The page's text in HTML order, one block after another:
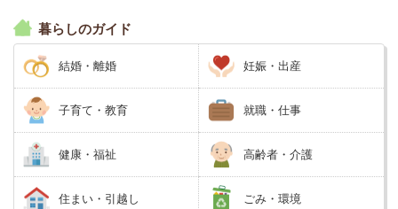
暮らしのガイド
結婚・離婚 妊娠・出産
子育て・教育 就職・仕事
健康・福祉 高齢者・介護
住まい・引越し ごみ・環境